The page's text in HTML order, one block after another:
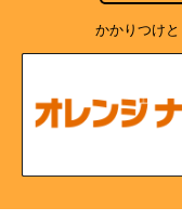
かかりつけ